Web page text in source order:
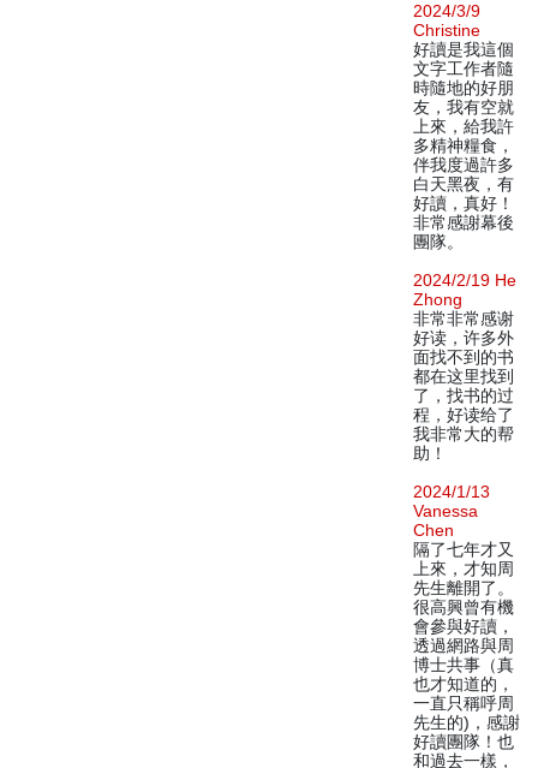
2024/3/9
Christine
好讀是我這個
文字工作者隨
時隨地的好朋
友，我有空就
上來，給我許
多精神糧食，
伴我度過許多
白天黑夜，有
好讀，真好！
非常感謝幕後
團隊。
2024/2/19 He
Zhong
非常非常感谢
好读，许多外
面找不到的书
都在这里找到
了，找书的过
程，好读给了
我非常大的帮
助！
2024/1/13
Vanessa
Chen
隔了七年才又
上來，才知周
先生離開了。
很高興曾有機
會參與好讀，
透過網路與周
博士共事（真
也才知道的，
一直只稱呼周
先生的)，感謝
好讀團隊！也
和過去一樣，